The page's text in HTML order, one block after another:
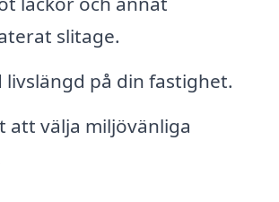
slitage.
livslängd på din fastighet.
att välja miljövänliga